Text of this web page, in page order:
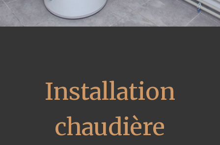
Installation
chaudière